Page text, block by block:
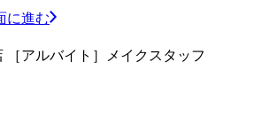
に進む
アルバイト］メイクスタッフ